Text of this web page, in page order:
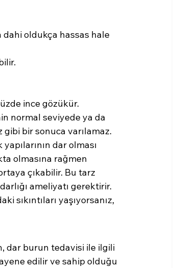
oldukça hassas hale
ince gözükür.
normal seviyede ya da
bir sonuca varılamaz.
dar olması
olmasına rağmen
çıkabilir. Bu tarz
ameliyatı gerektirir.
sıkıntıları yaşıyorsanız,
dar burun tedavisi ile ilgili
edilir ve sahip olduğu